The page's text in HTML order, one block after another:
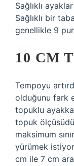
Sağlıklı
Sağlıklı bir
genellikle 9
10 CM
Tempoyu
olduğunu fark
topuklu
topuk
maksimum
yürümek
cm ile 7 cm